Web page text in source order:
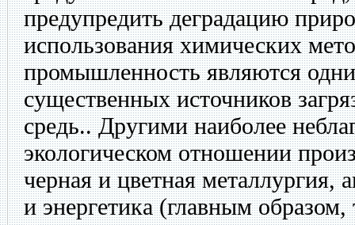
предупредить деградацию
использования химических
промышленность являются
существенных источников
средь.. Другими наиболее
экологическом отношении
черная и цветная металлургия,
и энергетика (главным